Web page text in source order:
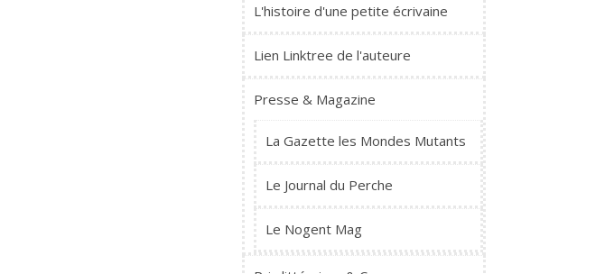
L'histoire d'une petite écrivaine
Lien Linktree de l'auteure
Presse & Magazine
La Gazette les Mondes Mutants
Le Journal du Perche
Le Nogent Mag